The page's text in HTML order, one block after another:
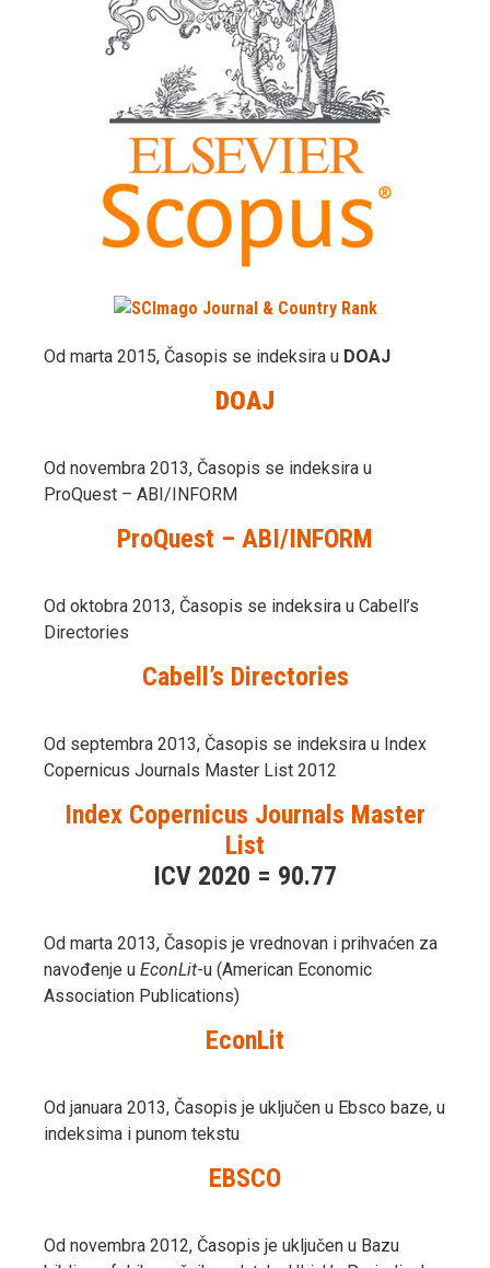
Od marta 2015, Časopis se indeksira u DOAJ
DOAJ
Od novembra 2013, Časopis se indeksira u
ProQuest – ABI/INFORM
ProQuest – ABI/INFORM
Od oktobra 2013, Časopis se indeksira u Cabell’s
Directories
Cabell’s Directories
Od septembra 2013, Časopis se indeksira u Index
Copernicus Journals Master List 2012
Index Copernicus Journals Master
List
ICV 2020 = 90.77
Od marta 2013, Časopis je vrednovan i prihvaćen za
navođenje u EconLit-u (American Economic
Association Publications)
EconLit
Od januara 2013, Časopis je uključen u Ebsco baze, u
indeksima i punom tekstu
EBSCO
Od novembra 2012, Časopis je uključen u Bazu